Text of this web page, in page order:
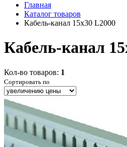
Главная
Каталог товаров
Кабель-канал 15х30 L2000
Кабель-канал
Кол-во товаров: 1
Сортировать по